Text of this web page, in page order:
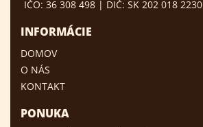
IČO: 36 308 498 | DIČ: SK 202 018 2230
INFORMÁCIE
DOMOV
O NÁS
KONTAKT
PONUKA